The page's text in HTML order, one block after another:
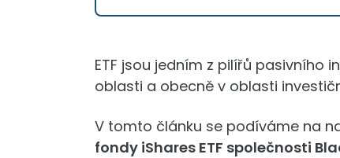
ETF jsou jedním z pilířů pasivního
oblasti a obecně v oblasti
V tomto článku se podíváme na
fondy iShares ETF společnosti